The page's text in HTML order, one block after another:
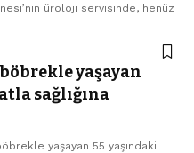
üroloji servisinde, henüz
yaşayan
sağlığına
yaşayan 55 yaşındaki